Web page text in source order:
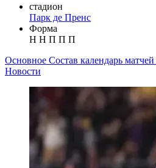
стадион
Парк де Пренс
Форма
Н Н П П П
Основное Состав календарь матчей
Новости